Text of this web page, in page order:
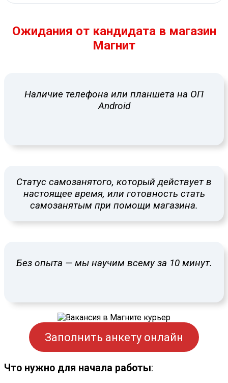
Ожидания от кандидата в магазин
Магнит
Наличие телефона или планшета на ОП
Android
Статус самозанятого, который действует в
настоящее время, или готовность стать
самозанятым при помощи магазина.
Без опыта — мы научим всему за 10 минут.
Заполнить анкету онлайн
Что нужно для начала работы: